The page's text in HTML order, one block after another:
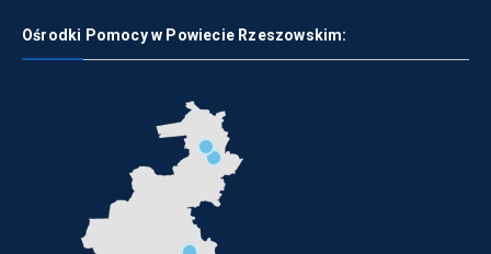
Ośrodki Pomocy w Powiecie Rzeszowskim: